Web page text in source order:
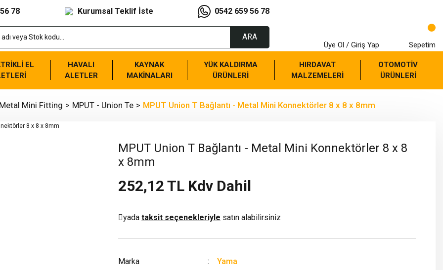
78 Kurumsal Teklif İste 0542 659 56 78
ARA
Üye Ol / Giriş Yap Sepetim
EL
HAVALI
ALETLER
KAYNAK
MAKİNALARI
YÜK KALDIRMA
ÜRÜNLERİ
HIRDAVAT
MALZEMELERİ
OTOMOTİV
ÜRÜNLERİ
Metal Mini Fitting MPUT - Union Te MPUT Union T Bağlantı - Metal Mini Konnektörler 8 x 8 x 8mm
MPUT Union T Bağlantı - Metal Mini Konnektörler 8 x 8
x 8mm
252,12 TL Kdv Dahil
yada taksit seçenekleriyle satın alabilirsiniz
Marka
Yama